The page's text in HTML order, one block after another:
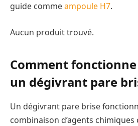
guide commeampoule H7.
Aucun produit trouvé.
Comment
un dégivrant pare
Un dégivrant pare brise
combinaison d’agents chimiques